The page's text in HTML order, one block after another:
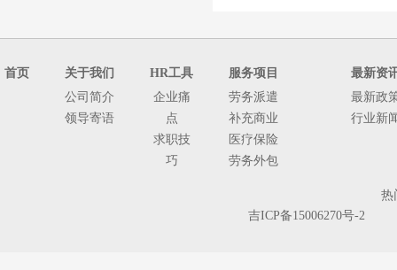
首页
关于我们
公司简介
领导寄语
HR工具
企业痛
点
求职技
巧
服务项目
劳务派遣
补充商业
医疗保险
劳务外包
最新资
最新政
行业新
热
吉ICP备15006270号-2